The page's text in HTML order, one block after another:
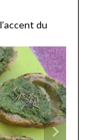
du